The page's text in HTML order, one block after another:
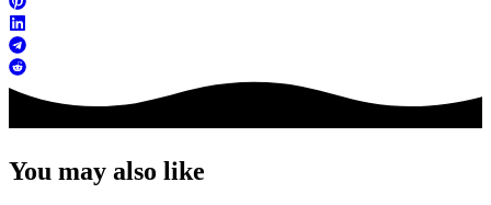
You may also like